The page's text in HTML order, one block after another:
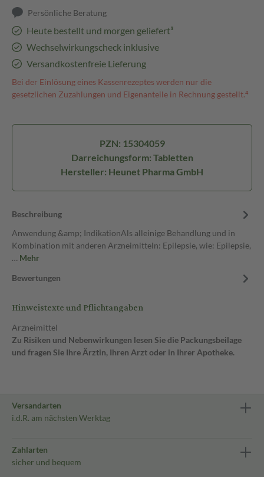
Persönliche Beratung
Heute bestellt und morgen geliefert³
Wechselwirkungscheck inklusive
Versandkostenfreie Lieferung
Bei der Einlösung eines Kassenrezeptes werden nur die
gesetzlichen Zuzahlungen und Eigenanteile in Rechnung gestellt.⁴
PZN: 15304059
Darreichungsform: Tabletten
Hersteller: Heunet Pharma GmbH
Beschreibung
Anwendung &amp; IndikationAls alleinige Behandlung und in
Kombination mit anderen Arzneimitteln: Epilepsie, wie: Epilepsie,
… Mehr
Bewertungen
Hinweistexte und Pflichtangaben
Arzneimittel
Zu Risiken und Nebenwirkungen lesen Sie die Packungsbeilage
und fragen Sie Ihre Ärztin, Ihren Arzt oder in Ihrer Apotheke.
Versandarten
i.d.R. am nächsten Werktag
Zahlarten
sicher und bequem